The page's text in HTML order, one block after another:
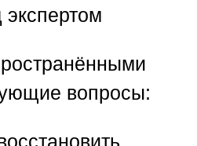
экспертом
вопросы: